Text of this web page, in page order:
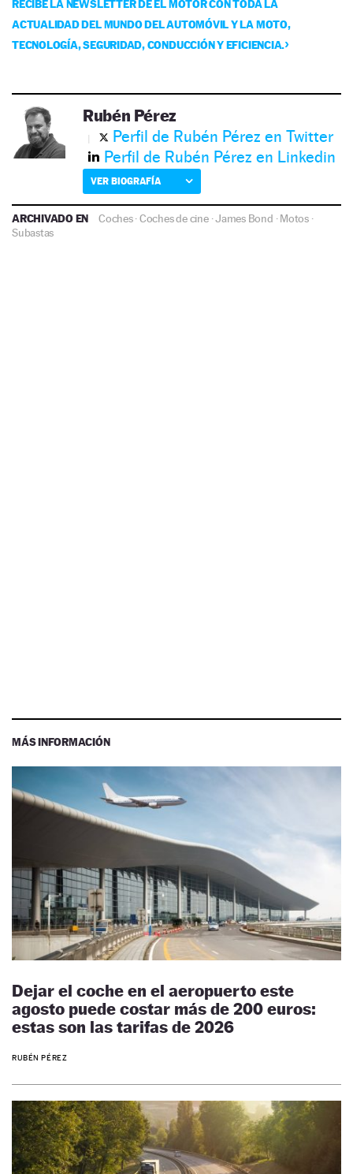
RECIBE LA NEWSLETTER DE EL MOTOR CON TODA LA
ACTUALIDAD DEL MUNDO DEL AUTOMÓVIL Y LA MOTO,
TECNOLOGÍA, SEGURIDAD, CONDUCCIÓN Y EFICIENCIA.
Rubén Pérez
Perfil de Rubén Pérez en Twitter
Perfil de Rubén Pérez en Linkedin
VER BIOGRAFÍA
ARCHIVADO EN Coches·Coches de cine·James Bond ·Motos·
Subastas
MÁS INFORMACIÓN
Dejar el coche en el aeropuerto este
agosto puede costar más de 200 euros:
estas son las tarifas de 2026
RUBÉN PÉREZ